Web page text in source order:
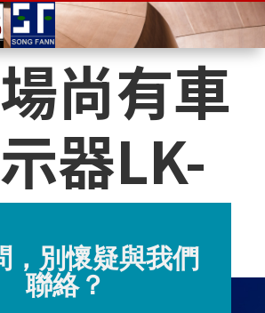
尚有車
器LK-
，別懷疑與我們
聯絡？